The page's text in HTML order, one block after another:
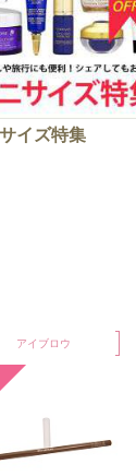
イズ特集
ファンデーション